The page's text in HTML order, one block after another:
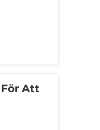
Att